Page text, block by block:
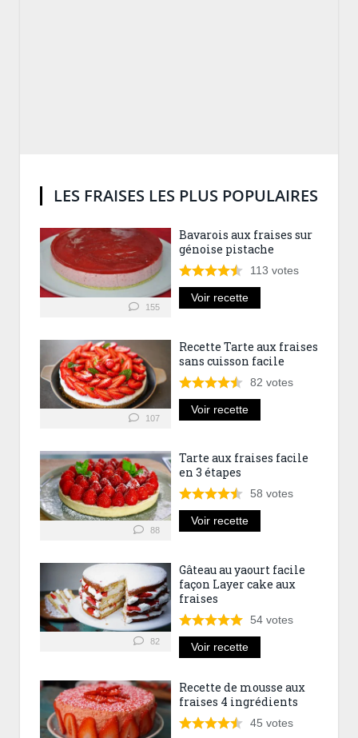
LES FRAISES LES PLUS POPULAIRES
155
Bavarois aux fraises sur
génoise pistache
113 votes
Voir recette
107
Recette Tarte aux fraises
sans cuisson facile
82 votes
Voir recette
88
Tarte aux fraises facile
en 3 étapes
58 votes
Voir recette
82
Gâteau au yaourt facile
façon Layer cake aux
fraises
54 votes
Voir recette
Recette de mousse aux
fraises 4 ingrédients
45 votes